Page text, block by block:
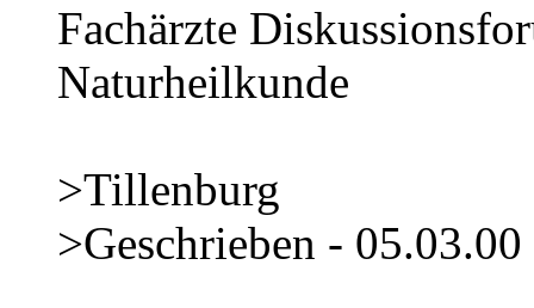
Fachärzte
Naturheilkunde
>Tillenburg
>Geschrieben -